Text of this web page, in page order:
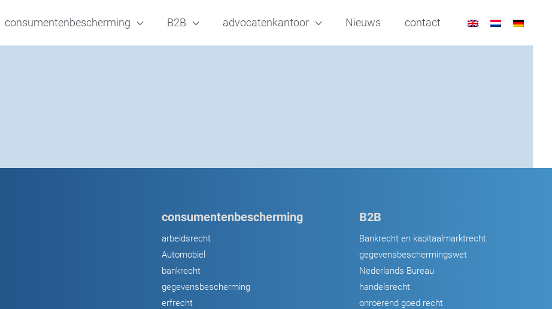
consumentenbescherming B2B advocatenkantoor Nieuws contact
consumentenbescherming
arbeidsrecht
Automobiel
bankrecht
gegevensbescherming
erfrecht
B2B
Bankrecht en kapitaalmarktrecht
gegevensbeschermingswet
Nederlands Bureau
handelsrecht
onroerend goed recht